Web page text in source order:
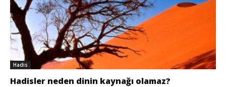
Hadis
Hadisler neden dinin kaynağı olamaz?